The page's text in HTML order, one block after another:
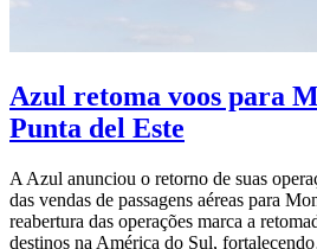
Azul retoma voos para
Punta del Este
A Azul anunciou o retorno de suas
das vendas de passagens aéreas para
reabertura das operações marca a
destinos na América do Sul,